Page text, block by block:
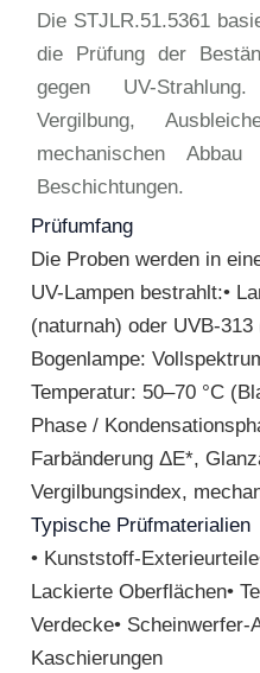
Die STJLR.51.5361
die Prüfung der
gegen UV-
Vergilbung,
mechanischen
Beschichtungen.
Prüfumfang
Die Proben werden in
UV-Lampen bestrahlt:•
(naturnah) oder UVB-
Bogenlampe:
Temperatur: 50–70 °C
Phase /
Farbänderung ΔE*,
Vergilbungsindex,
Typische Prüfmaterialien
• Kunststoff-
Lackierte Oberflächen•
Verdecke• Scheinwerfer-
Kaschierungen